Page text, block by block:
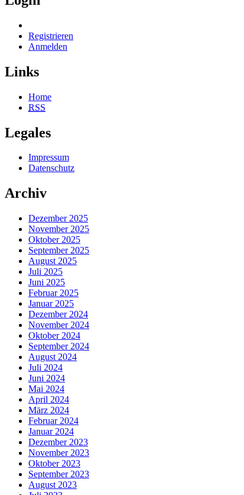
Registrieren
Anmelden
Links
Home
RSS
Legales
Impressum
Datenschutz
Archiv
Dezember 2025
November 2025
Oktober 2025
September 2025
August 2025
Juli 2025
Juni 2025
Februar 2025
Januar 2025
Dezember 2024
November 2024
Oktober 2024
September 2024
August 2024
Juli 2024
Juni 2024
Mai 2024
April 2024
März 2024
Februar 2024
Januar 2024
Dezember 2023
November 2023
Oktober 2023
September 2023
August 2023